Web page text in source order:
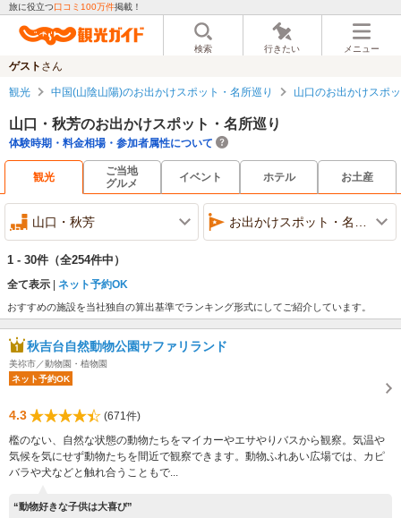
旅に役立つ口コミ100万件掲載！
検索 行きたい メニュー
ゲスト さん
観光 中国(山陰山陽)のお出かけスポット・名所巡り 山口のお出かけスポ
山口・秋芳のお出かけスポット・名所巡り
体験時期・料金相場・参加者属性について
観光
ご当地
グルメ
イベント ホテル お土産
山口・秋芳 お出かけスポット・名所巡り
1 - 30件 （全254件中）
全て表示 ネット予約OK
おすすめの施設を当社独自の算出基準でランキング形式にしてご紹介しています。
秋吉台自然動物公園サファリランド
美祢市／動物園・植物園
ネット予約OK
4.3
(671件)
檻のない、自然な状態の動物たちをマイカーやエサやりバスから観察。気温や
気候を気にせず動物たちを間近で観察できます。動物ふれあい広場では、カピ
バラや犬などと触れ合うこともで...
“動物好きな子供は大喜び”